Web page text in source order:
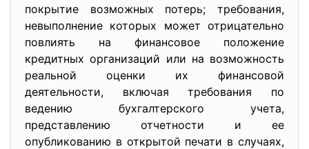
покрытие возможных потерь; требования,
невыполнение которых может отрицательно
повлиять на финансовое положение
кредитных организаций или на возможность
реальной оценки их финансовой
деятельности, включая требования по
ведению бухгалтерского учета,
представлению отчетности и ее
опубликованию в открытой печати в случаях,